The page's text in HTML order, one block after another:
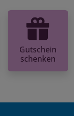
Gutschein
schenken